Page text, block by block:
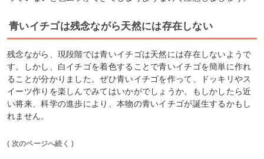
青いイチゴは残念ながら天然には存在しない
残念ながら、現段階では青いイチゴは天然には存在しないようで
す。しかし、白イチゴを着色することで青いイチゴを簡単に作れ
ることが分かりました。ぜひ青いイチゴを作って、ドッキリやス
イーツ作りを楽しんでみてはいかがでしょうか。もしかしたら近
い将来、科学の進歩により、本物の青いイチゴが誕生するかもし
れません。
( 次のページへ続く )